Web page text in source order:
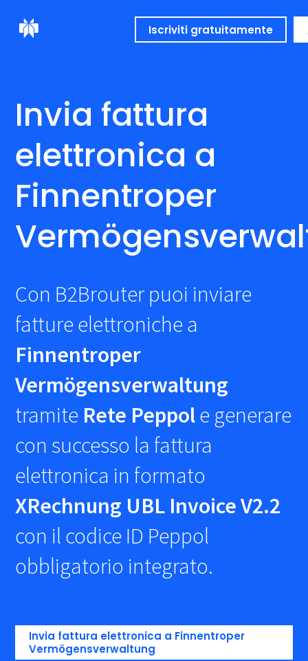
Iscriviti gratuitamente
Invia fattura
elettronica a
Finnentroper
Con B2Brouter puoi inviare
fatture elettroniche a
Finnentroper
Vermögensverwaltung
tramite Rete Peppole generare
con successo la fattura
elettronica in formato
XRechnung UBL Invoice V2.2
con il codice ID Peppol
obbligatorio integrato.
Invia fattura elettronica a Finnentroper
Vermögensverwaltung